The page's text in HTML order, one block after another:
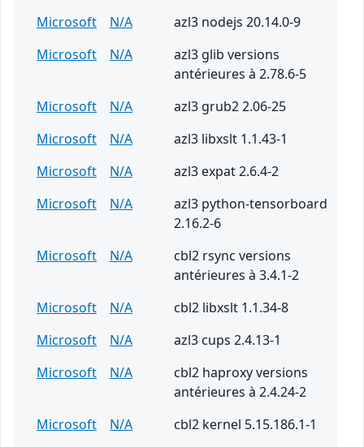
Microsoft
N/A
azl3 nodejs 20.14.0-9
Microsoft
N/A
azl3 glib versions
antérieures à 2.78.6-5
Microsoft
N/A
azl3 grub2 2.06-25
Microsoft
N/A
azl3 libxslt 1.1.43-1
Microsoft
N/A
azl3 expat 2.6.4-2
Microsoft
N/A
azl3 python-tensorboard
2.16.2-6
Microsoft
N/A
cbl2 rsync versions
antérieures à 3.4.1-2
Microsoft
N/A
cbl2 libxslt 1.1.34-8
Microsoft
N/A
azl3 cups 2.4.13-1
Microsoft
N/A
cbl2 haproxy versions
antérieures à 2.4.24-2
Microsoft
N/A
cbl2 kernel 5.15.186.1-1